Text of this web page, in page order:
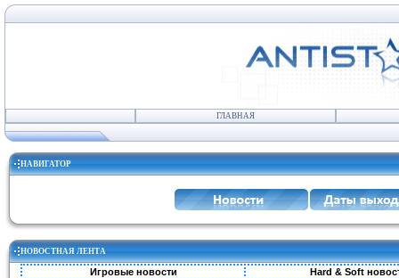
ГЛАВНАЯ
НАВИГАТОР
НОВОСТНАЯ ЛЕНТА
Игровые новости Hard & Soft